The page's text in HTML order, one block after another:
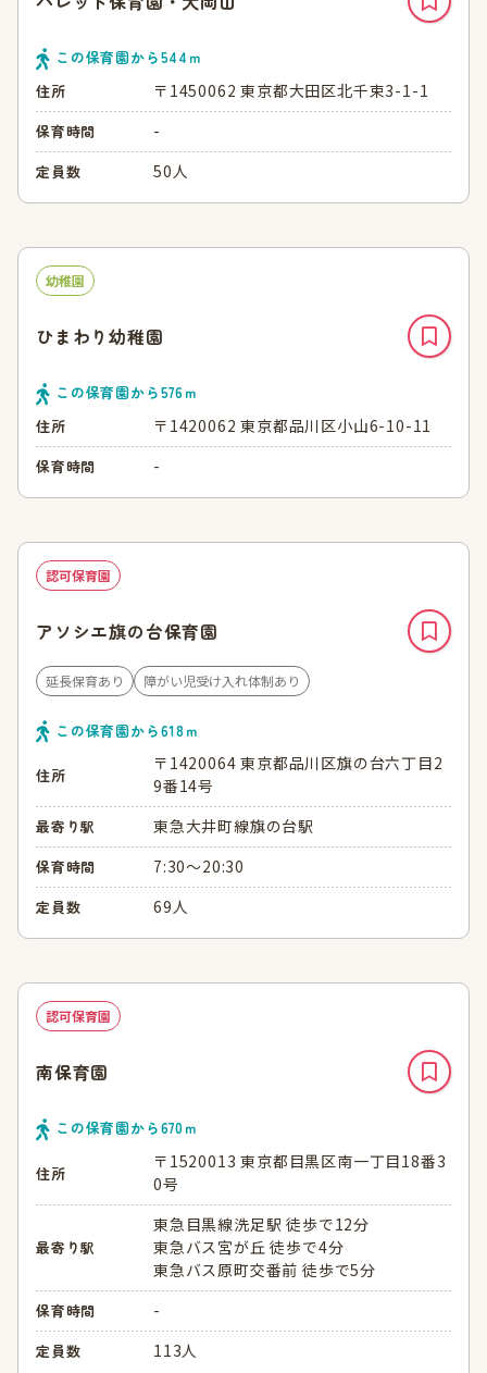
この保育園から544 ｍ
住所
〒1450062 東京都大田区北千束3-1-1
保育時間 -
定員数 50人
幼稚園
ひまわり幼稚園
この保育園から576ｍ
住所
〒1420062 東京都品川区小山6-10-11
保育時間 -
認可保育園
アソシエ旗の台保育園
延長保育あり 障がい児受け入れ体制あり
この保育園から618ｍ
住所
〒1420064 東京都品川区旗の台六丁目2
9番14号
最寄り駅 東急大井町線旗の台駅
保育時間 7:30～20:30
定員数 69人
認可保育園
南保育園
この保育園から670ｍ
住所
〒1520013 東京都目黒区南一丁目18番3
0号
最寄り駅
東急目黒線洗足駅 徒歩で12分
東急バス宮が丘 徒歩で4分
東急バス原町交番前 徒歩で5分
保育時間 -
定員数 113人